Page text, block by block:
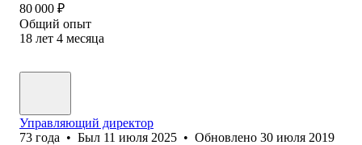
80 000 ₽
Общий опыт
18 лет 4 месяца
Управляющий директор
73 года • Был 11 июля 2025 • Обновлено 30 июля 2019